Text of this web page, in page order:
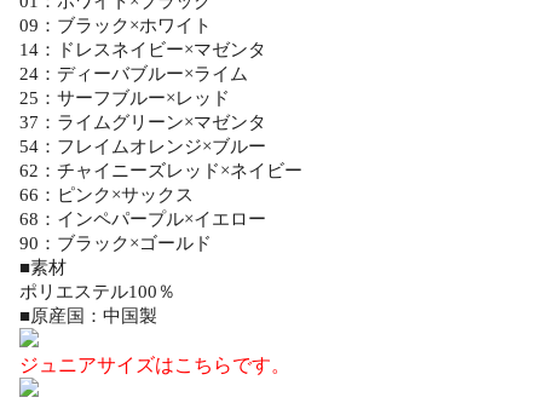
09：ブラック×ホワイト
14：ドレスネイビー×マゼンタ
24：ディーバブルー×ライム
25：サーフブルー×レッド
37：ライムグリーン×マゼンタ
54：フレイムオレンジ×ブルー
62：チャイニーズレッド×ネイビー
66：ピンク×サックス
68：インペパープル×イエロー
90：ブラック×ゴールド
■素材
ポリエステル100％
■原産国：中国製
ジュニアサイズはこちらです。